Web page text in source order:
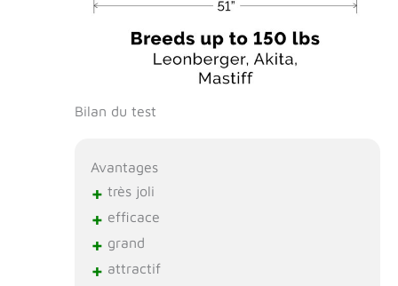
Bilan du test
Avantages
+ très joli
+ efficace
+ grand
+ attractif